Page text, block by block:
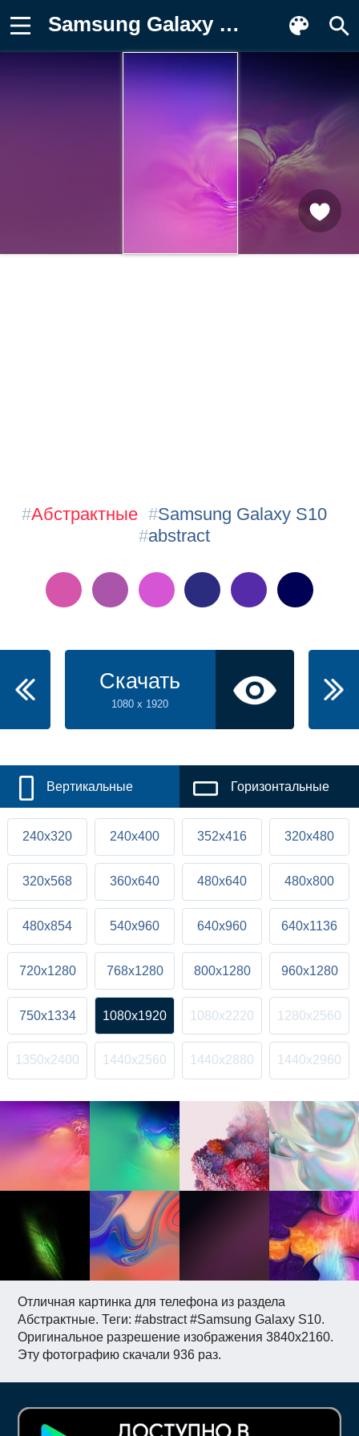
Samsung Galaxy S10, abstract Фотография
Отличная картинка для телефона из раздела
Абстрактные. Теги: #abstract #Samsung Galaxy S10.
Оригинальное разрешение изображения 3840x2160.
Эту фотографию скачали 936 раз.
#Абстрактные #Samsung Galaxy S10
#abstract
Скачать
1080 x 1920
Вертикальные Горизонтальные
240x320 240x400 352x416 320x480
320x568 360x640 480x640 480x800
480x854 540x960 640x960 640x1136
720x1280 768x1280 800x1280 960x1280
750x1334 1080x1920 1080x2220 1280x2560
1350x2400 1440x2560 1440x2880 1440x2960